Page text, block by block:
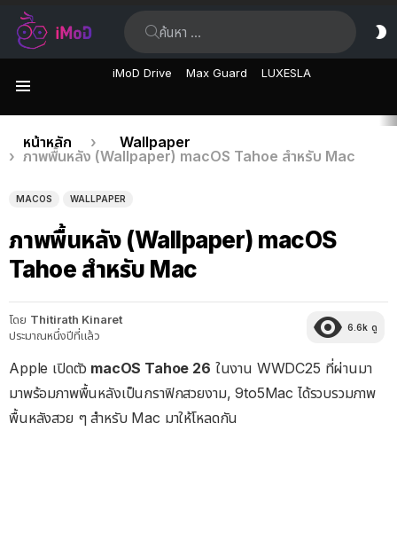
iMoD Drive Max Guard LUXESLA
เรื่อง
ล่าสุด
คุณอยู่ที่นี่:
หน้าหลัก
Wallpaper
ภาพพื้นหลัง (Wallpaper) macOS Tahoe สำหรับ Mac
MACOS WALLPAPER
ภาพพื้นหลัง (Wallpaper) macOS
Tahoe สำหรับ Mac
โดย Thitirath Kinaret
ประมาณหนึ่งปีที่แล้ว
6.6k ดู
Apple เปิดตัว macOS Tahoe 26 ในงาน WWDC25 ที่ผ่านมา
มาพร้อมภาพพื้นหลังเป็นกราฟิกสวยงาม, 9to5Mac ได้รวบรวมภาพ
พื้นหลังสวย ๆ สำหรับ Mac มาให้โหลดกัน